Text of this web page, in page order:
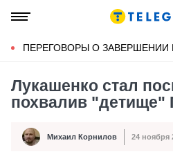
ПЕРЕГОВОРЫ О ЗАВЕРШЕНИИ
Лукашенко стал
похвалив "детище"
Автор Михаил Корнилов
Дата публикации 24 ноября